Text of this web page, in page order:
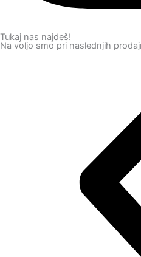
Tukaj nas najdeš!
Na voljo smo pri naslednjih